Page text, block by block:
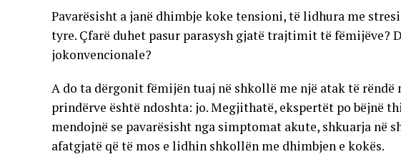
Pavarësisht a janë dhimbje koke tensioni, të lidhura me
tyre. Çfarë duhet pasur parasysh gjatë trajtimit të fëmijëve?
jokonvencionale?
A do ta dërgonit fëmijën tuaj në shkollë me një atak të rëndë
prindërve është ndoshta: jo. Megjithatë, ekspertët po bëjnë
mendojnë se pavarësisht nga simptomat akute, shkuarja në
afatgjatë që të mos e lidhin shkollën me dhimbjen e kokës.